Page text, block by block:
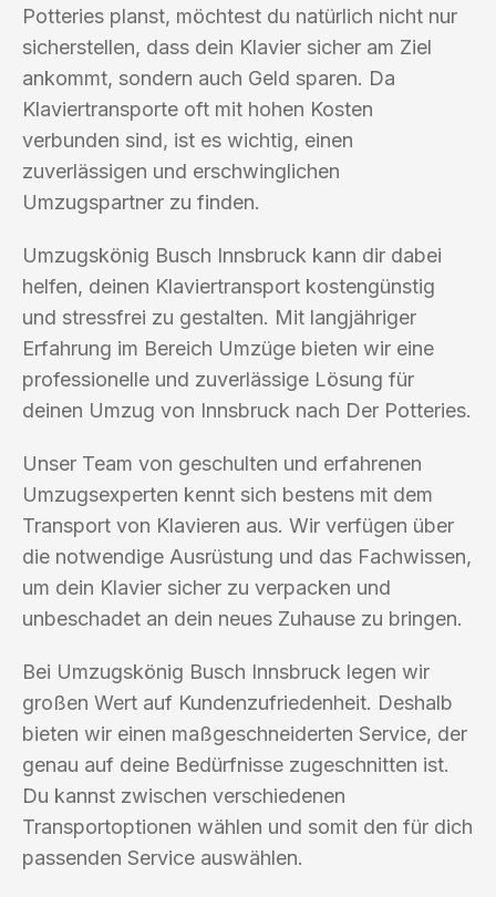
Potteries planst, möchtest du natürlich nicht nur
sicherstellen, dass dein Klavier sicher am Ziel
ankommt, sondern auch Geld sparen. Da
Klaviertransporte oft mit hohen Kosten
verbunden sind, ist es wichtig, einen
zuverlässigen und erschwinglichen
Umzugspartner zu finden.
Umzugskönig Busch Innsbruck kann dir dabei
helfen, deinen Klaviertransport kostengünstig
und stressfrei zu gestalten. Mit langjähriger
Erfahrung im Bereich Umzüge bieten wir eine
professionelle und zuverlässige Lösung für
deinen Umzug von Innsbruck nach Der Potteries.
Unser Team von geschulten und erfahrenen
Umzugsexperten kennt sich bestens mit dem
Transport von Klavieren aus. Wir verfügen über
die notwendige Ausrüstung und das Fachwissen,
um dein Klavier sicher zu verpacken und
unbeschadet an dein neues Zuhause zu bringen.
Bei Umzugskönig Busch Innsbruck legen wir
großen Wert auf Kundenzufriedenheit. Deshalb
bieten wir einen maßgeschneiderten Service, der
genau auf deine Bedürfnisse zugeschnitten ist.
Du kannst zwischen verschiedenen
Transportoptionen wählen und somit den für dich
passenden Service auswählen.